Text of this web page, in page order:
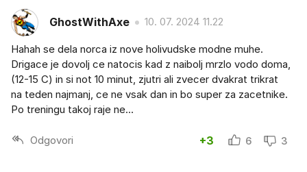
GhostWithAxe 10. 07. 2024 11.22
Hahah se dela norca iz nove holivudske modne muhe.
Drigace je dovolj ce natocis kad z naibolj mrzlo vodo doma,
(12-15 C) in si not 10 minut, zjutri ali zvecer dvakrat trikrat
na teden najmanj, ce ne vsak dan in bo super za zacetnike.
Po treningu takoj raje ne…
Odgovori +3 6 3